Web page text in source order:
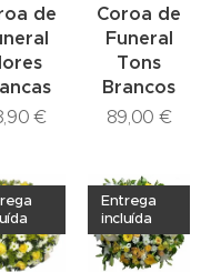
de
€
Coroa de
Funeral
Tons
Brancos
89,00 €
Entrega
incluída